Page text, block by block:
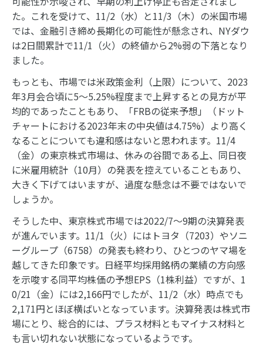
た。これを受けて、11/2（水）と11/3（木）の米国市場
では、金融引き締め長期化の可能性が懸念され、NYダウ
は2日間累計で11/1（火）の終値から2%弱の下落となり
ました。
もっとも、市場では米政策金利（上限）について、2023
年3月会合頃に5～5.25%程度まで上昇するとの見方が平
均的であったこともあり、「FRBの従来予想」（ドット
チャートにおける2023年末の中央値は4.75%）より高く
なることについても違和感はないと思われます。11/4
（金）の東京株式市場は、休みの谷間である上、同日夜
に米雇用統計（10月）の発表を控えていることもあり、
大きく下げてはいますが、過度な懸念は不要ではないで
しょうか。
そうした中、東京株式市場では2022/7～9期の決算発表
が進んでいます。11/1（火）にはトヨタ（7203）やソニ
ーグループ（6758）の発表も終わり、ひとつのヤマ場を
越してきた印象です。日経平均採用銘柄の業績の方向感
を示唆する同平均株価の予想EPS（1株利益）ですが、1
0/21（金）には2,166円でしたが、11/2（水）時点でも
2,171円とほぼ横ばいとなっています。決算発表は株式市
場にとり、総合的には、プラス材料ともマイナス材料と
も言い切れない状態になっているようです。